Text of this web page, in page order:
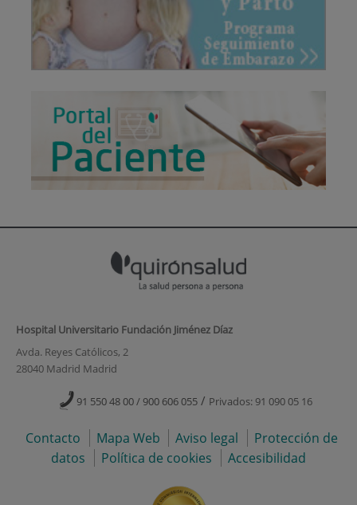
Hospital Universitario Fundación Jiménez Díaz
Avda. Reyes Católicos, 2
28040 Madrid Madrid
91 550 48 00 / 900 606 055 / Privados: 91 090 05 16
Contacto Mapa Web Aviso legal
Protección de
datos
Política de cookies Accesibilidad